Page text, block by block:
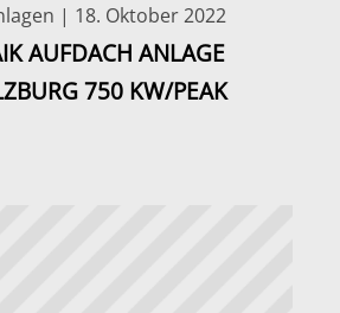
| 18. Oktober 2022
AUFDACH ANLAGE
750 KW/PEAK